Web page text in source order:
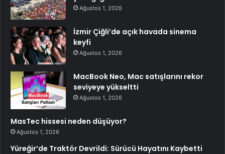
Ağustos 1, 2026
İzmir Çiğli’de açık havada sinema
keyfi
Ağustos 1, 2026
MacBook Neo, Mac satışlarını rekor
seviyeye yükseltti
Ağustos 1, 2026
MasTec hissesi neden düşüyor?
Ağustos 1, 2026
Yüreğir’de Traktör Devrildi: Sürücü Hayatını Kaybetti